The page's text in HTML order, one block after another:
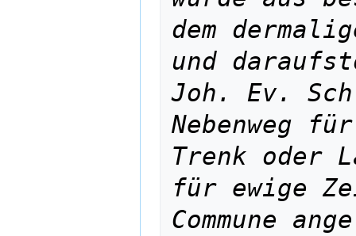
dem
und
Joh. Ev.
Nebenweg
Trenk oder
für ewige
Commune